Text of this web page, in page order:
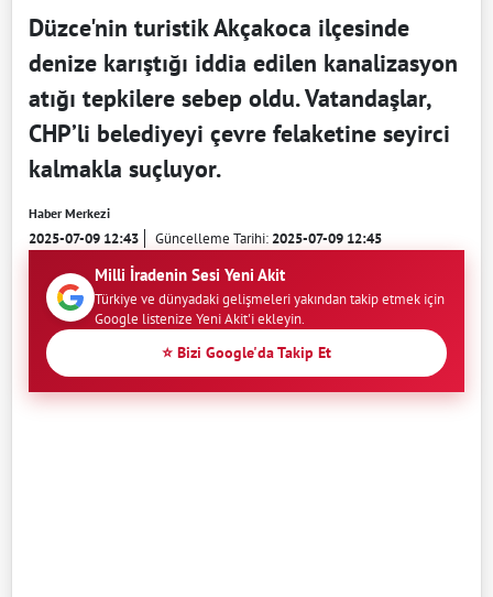
Düzce'nin turistik Akçakoca ilçesinde
denize karıştığı iddia edilen kanalizasyon
atığı tepkilere sebep oldu. Vatandaşlar,
CHP’li belediyeyi çevre felaketine seyirci
kalmakla suçluyor.
Haber Merkezi
2025-07-09 12:43 Güncelleme Tarihi:2025-07-09 12:45
Milli İradenin Sesi Yeni Akit
Türkiye ve dünyadaki gelişmeleri yakından takip etmek için
Google listenize Yeni Akit'i ekleyin.
⭐ Bizi Google'da Takip Et